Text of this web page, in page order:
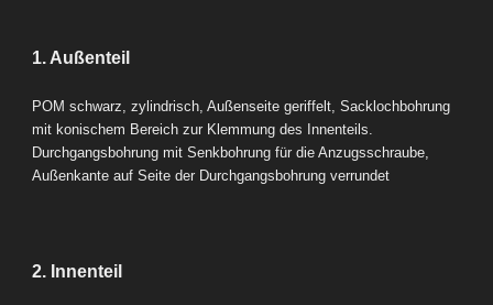
1. Außenteil
POM schwarz, zylindrisch, Außenseite geriffelt, Sacklochbohrung
mit konischem Bereich zur Klemmung des Innenteils.
Durchgangsbohrung mit Senkbohrung für die Anzugsschraube,
Außenkante auf Seite der Durchgangsbohrung verrundet
2. Innenteil